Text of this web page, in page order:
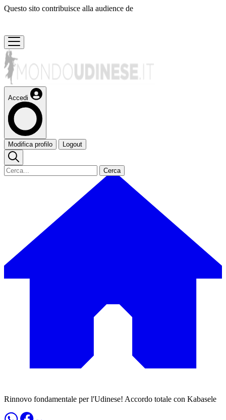
Questo sito contribuisce alla audience de
Accedi
Modifica profilo Logout
Cerca
Rinnovo fondamentale per l'Udinese! Accordo totale con Kabasele